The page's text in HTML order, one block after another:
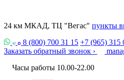
24 км МКАД, ТЦ "Вегас" пункты
8 (800) 700 31 15 +7 (965) 315
Заказать обратный звонок ›
Часы работы 10.00-22.00